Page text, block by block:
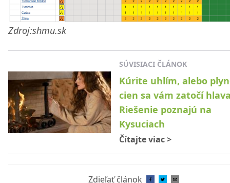
Zdroj:shmu.sk
SÚVISIACI ČLÁNOK
Kúrite uhlím, alebo
cien sa vám zatočí
Riešenie poznajú na
Kysuciach
Čítajte viac>
Zdieľať článok